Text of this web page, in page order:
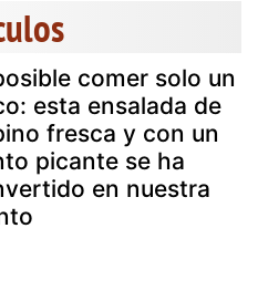
comer solo un
esta ensalada de
fresca y con un
picante se ha
en nuestra